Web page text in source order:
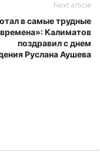
Next article
в самые трудные
времена»: Калиматов
поздравил с днем
Руслана Аушева